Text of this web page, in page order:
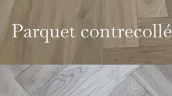
Parquet contrecollé